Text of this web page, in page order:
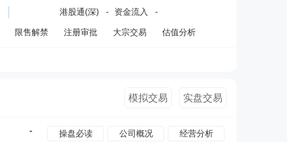
港股通(深) - 资金流入 -
限售解禁 注册审批 大宗交易 估值分析
模拟交易 实盘交易
-
操盘必读 公司概况
经营分析